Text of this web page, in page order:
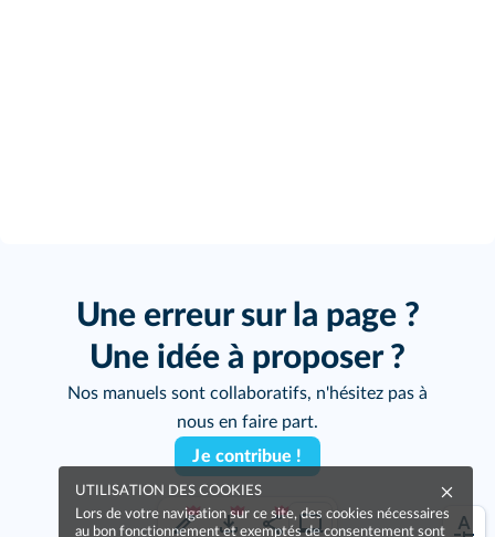
Une erreur sur la page ?
Une idée à proposer ?
Nos manuels sont collaboratifs, n'hésitez pas à
nous en faire part.
Je contribue !
UTILISATION DES COOKIES
Lors de votre navigation sur ce site, des cookies nécessaires
au bon fonctionnement et exemptés de consentement sont